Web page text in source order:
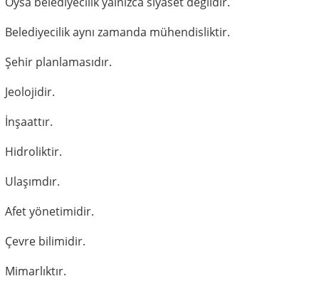
Belediyecilik aynı zamanda mühendisliktir.
Şehir planlamasıdır.
Jeolojidir.
İnşaattır.
Hidroliktir.
Ulaşımdır.
Afet yönetimidir.
Çevre bilimidir.
Mimarlıktır.